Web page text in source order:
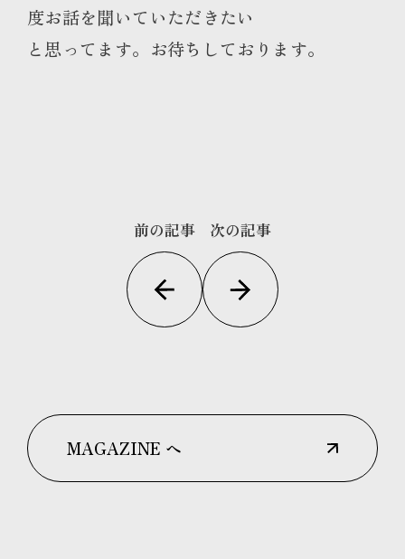
度お話を聞いていただきたい
と思ってます。お待ちしております。
前の記事 次の記事
MAGAZINE へ